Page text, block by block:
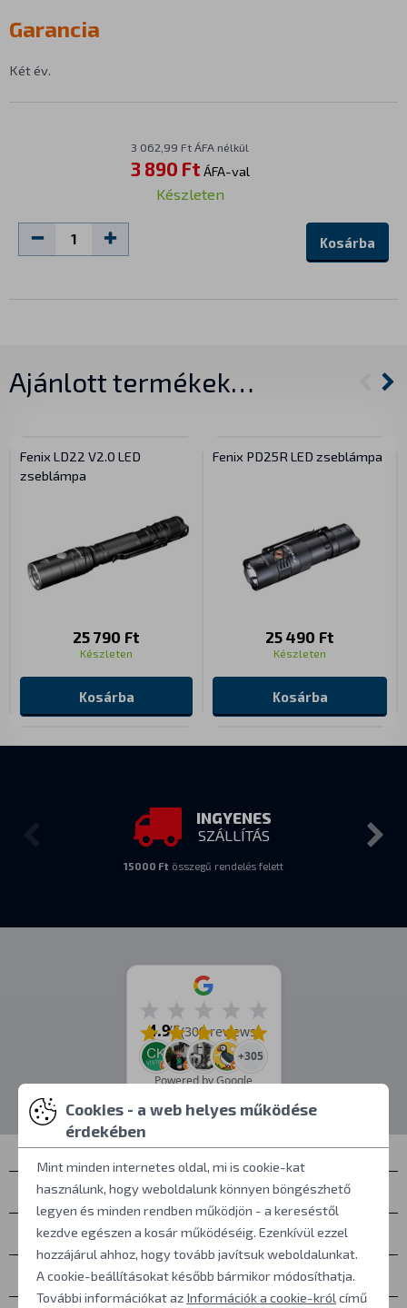
Garancia
Két év.
3 062,99 Ft ÁFA nélkül
3 890 Ft ÁFA-val
Készleten
Kosárba
Ajánlott termékek…
Fenix LD22 V2.0 LED
zseblámpa
25 790 Ft
Készleten
Kosárba
Fenix PD25R LED zseblámpa
25 490 Ft
Készleten
Kosárba
INGYENES
SZÁLLÍTÁS
15000 Ft összegű rendelés felett
4.9/5(309 reviews)
+305
Powered by Google
Névjegyek
Személyes átvétel
Mindent a vásárlásról
Cookies - a web helyes működése
érdekében
Mint minden internetes oldal, mi is cookie-kat
használunk, hogy weboldalunk könnyen böngészhető
legyen és minden rendben működjön - a kereséstől
kezdve egészen a kosár működéséig. Ezenkívül ezzel
hozzájárul ahhoz, hogy tovább javítsuk weboldalunkat.
A cookie-beállításokat később bármikor módosíthatja.
További információkat az Információk a cookie-król című